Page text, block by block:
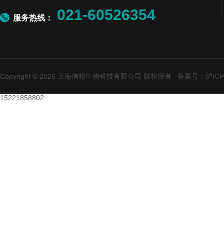
服务热线： 021-60526354
Copyright © 2026 上海信裕生物科技有限公司 版权所有 备案号：沪
15221858802